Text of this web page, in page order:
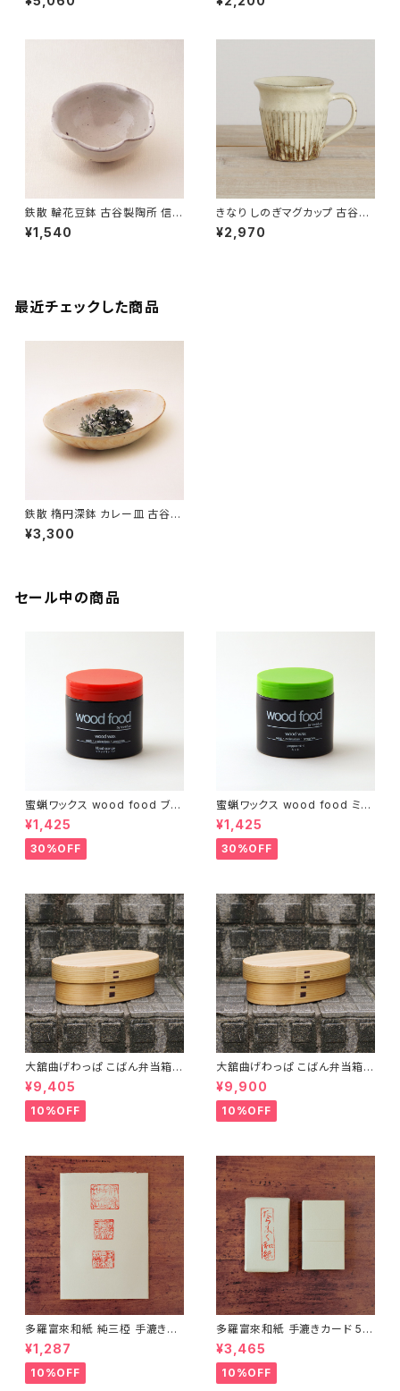
工芸品】【民藝品】【ギフト プレゼ
フト プレゼント】【父の日 お誕生
鉄散 輪花豆鉢 古谷製陶所 信楽
焼【伝統工芸品】【民藝品】【ギフ
ト プレゼント】【父の日 お誕生
¥1,540
きなり しのぎマグカップ 古谷製
陶所 信楽焼【伝統工芸品】【民藝
品】【ギフト プレゼント】【父の日
¥2,970
最近チェックした商品
鉄散 楕円深鉢 カレー皿 古谷製
陶所 信楽焼【伝統工芸品】【民藝
品】【ギフト プレゼント】【父の日
¥3,300
セール中の商品
蜜蝋ワックス wood food ブラ
ッドオレンジ【DIY】【木工】【ギフ
ト プレゼント】【父の日 お誕生
日】
¥1,425
30%OFF
蜜蝋ワックス wood food ミン
ト【DIY】【木工】【ギフト プレゼン
ト】【父の日 お誕生日】
¥1,425
30%OFF
大舘曲げわっぱ こばん弁当箱
（小） りょうび庵 秋田県大舘市
【伝統的工芸品】【民藝品】【ギフ
ト プレゼント】【父の日 お誕生
日】
¥9,405
10%OFF
大舘曲げわっぱ こばん弁当箱
（中） りょうび庵 秋田県大舘市
【伝統的工芸品】【民藝品】【ギフ
ト プレゼント】【父の日 お誕生
日】
¥9,900
10%OFF
多羅富來和紙 純三椏 手漉き便
箋 10枚入り【伊予和紙】【愛媛県
四国中央市】【伝統工芸品】【民
藝品】【ギフト プレゼント】【父の
日 お誕生日】
¥1,287
10%OFF
多羅富來和紙 手漉きカード 50
枚入り【伊予和紙】【愛媛県四国
中央市】【伝統工芸品】【民藝品】
【ギフト プレゼント】【父の日 お
誕生日】
¥3,465
10%OFF